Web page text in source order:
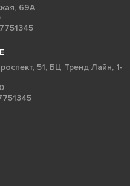
69А
51, БЦ Тренд Лайн, 1-